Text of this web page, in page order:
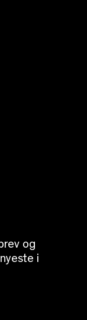
og
i